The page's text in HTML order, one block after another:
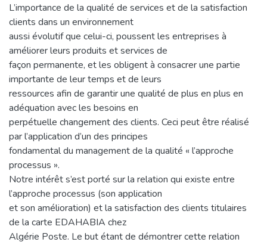
L’importance de la qualité de services et de la satisfaction
clients dans un environnement
aussi évolutif que celui-ci, poussent les entreprises à
améliorer leurs produits et services de
façon permanente, et les obligent à consacrer une partie
importante de leur temps et de leurs
ressources afin de garantir une qualité de plus en plus en
adéquation avec les besoins en
perpétuelle changement des clients. Ceci peut être réalisé
par l’application d’un des principes
fondamental du management de la qualité « l’approche
processus ».
Notre intérêt s’est porté sur la relation qui existe entre
l’approche processus (son application
et son amélioration) et la satisfaction des clients titulaires
de la carte EDAHABIA chez
Algérie Poste. Le but étant de démontrer cette relation